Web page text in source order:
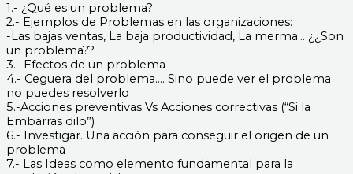
1.- ¿Qué es un problema?
2.- Ejemplos de Problemas en las organizaciones:
-Las bajas ventas, La baja productividad, La merma… ¿¿Son
un problema??
3.- Efectos de un problema
4.- Ceguera del problema…. Sino puede ver el problema
no puedes resolverlo
5.-Acciones preventivas Vs Acciones correctivas (“Si la
Embarras dilo”)
6.- Investigar. Una acción para conseguir el origen de un
problema
7.- Las Ideas como elemento fundamental para la